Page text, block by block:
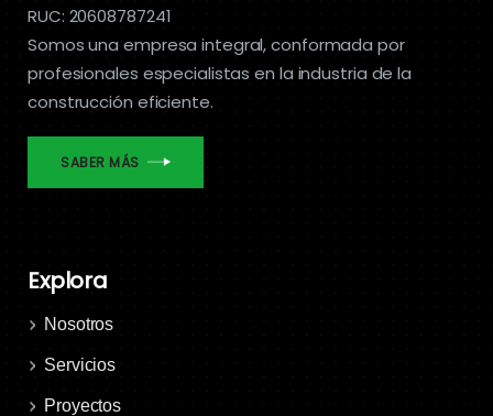
RUC: 20608787241
Somos una empresa integral, conformada por
profesionales especialistas en la industria de la
construcción eficiente.
SABER MÁS
Explora
Nosotros
Servicios
Proyectos